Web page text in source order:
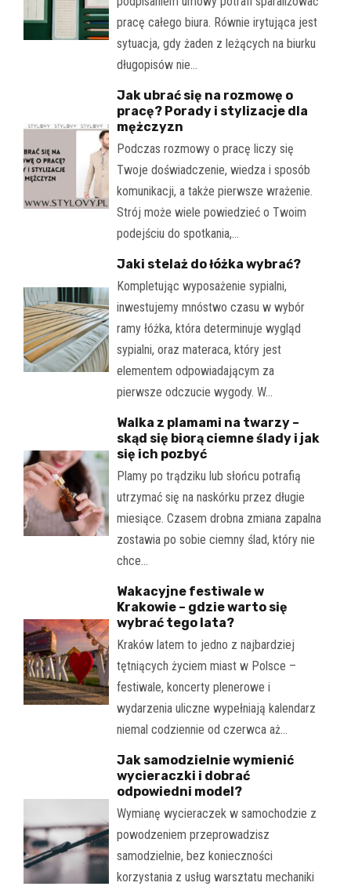
pracę całego biura. Równie irytująca jest
sytuacja, gdy żaden z leżących na biurku
długopisów nie…
Jak ubrać się na rozmowę o
pracę? Porady i stylizacje dla
mężczyzn
Podczas rozmowy o pracę liczy się
Twoje doświadczenie, wiedza i sposób
komunikacji, a także pierwsze wrażenie.
Strój może wiele powiedzieć o Twoim
podejściu do spotkania,…
Jaki stelaż do łóżka wybrać?
Kompletując wyposażenie sypialni,
inwestujemy mnóstwo czasu w wybór
ramy łóżka, która determinuje wygląd
sypialni, oraz materaca, który jest
elementem odpowiadającym za
pierwsze odczucie wygody. W…
Walka z plamami na twarzy –
skąd się biorą ciemne ślady i jak
się ich pozbyć
Plamy po trądziku lub słońcu potrafią
utrzymać się na naskórku przez długie
miesiące. Czasem drobna zmiana zapalna
zostawia po sobie ciemny ślad, który nie
chce…
Wakacyjne festiwale w
Krakowie – gdzie warto się
wybrać tego lata?
Kraków latem to jedno z najbardziej
tętniących życiem miast w Polsce –
festiwale, koncerty plenerowe i
wydarzenia uliczne wypełniają kalendarz
niemal codziennie od czerwca aż…
Jak samodzielnie wymienić
wycieraczki i dobrać
odpowiedni model?
Wymianę wycieraczek w samochodzie z
powodzeniem przeprowadzisz
samodzielnie, bez konieczności
korzystania z usług warsztatu mechaniki